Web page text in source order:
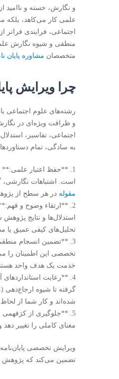
و نگارش، خسته و ناامید
علمی کار می‌کاهد، بلکه
اجتماعی، فرایندی
منطقی و شیوه نگارش
متخصصان مشاوره پایان
چرا ویرایش
رشته‌های علوم اجتماعی
و ظرافت ویژه‌ای در
اجتماعی، تفاسیر،
به سادگی، تمام
1. **حفظ اعتبار علمی:**
است. اشتباهات نگارشی،
مقوله در هر سطح از
2. **ارتقاء وضوح و
استدلال‌ها و نتایج
تحلیل‌های کیفی عمیق یا
3. **تضمین انسجام
تخصصی این اطمینان را
خدمت یک هدف واحد
4. **رعایت
شده‌اند و کار شما از
5. **جلوگیری از
معنای کاملی را تغییر
ویرایش تخصصی
تضمین می‌کند که پژوهش